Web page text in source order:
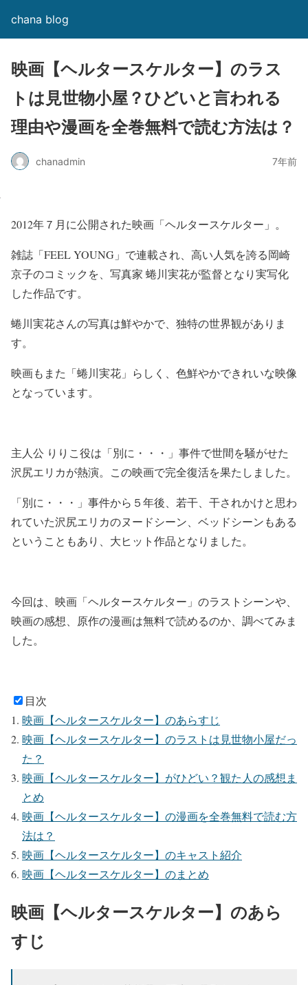
chana blog
映画【ヘルタースケルター】のラス
トは見世物小屋？ひどいと言われる
理由や漫画を全巻無料で読む方法は？
chanadmin 7年前
2012年７月に公開された映画「ヘルタースケルター」 。
雑誌「FEEL YOUNG」で連載され、高い人気を誇る岡崎
京子のコミックを、写真家 蜷川実花が監督となり実写化
した作品です。
蜷川実花さんの写真は鮮やかで、独特の世界観がありま
す。
映画もまた「蜷川実花」らしく、色鮮やかできれいな映像
となっています。
主人公 りりこ役は「別に・・・」事件で世間を騒がせた
沢尻エリカが熱演。この映画で完全復活を果たしました。
「別に・・・」事件から５年後、若干、干されかけと思わ
れていた沢尻エリカのヌードシーン、ベッドシーンもある
ということもあり、大ヒット作品となりました。
今回は、 映画「ヘルタースケルター」のラストシーンや、
映画の感想、原作の漫画は無料で読めるのか 、調べてみま
した。
目次
映画【ヘルタースケルター】のあらすじ
映画【ヘルタースケルター】のラストは見世物小屋だっ
た？
映画【ヘルタースケルター】がひどい？観た人の感想ま
とめ
映画【ヘルタースケルター】の漫画を全巻無料で読む方
法は？
映画【ヘルタースケルター】のキャスト紹介
映画【ヘルタースケルター】のまとめ
映画【ヘルタースケルター】のあら
すじ